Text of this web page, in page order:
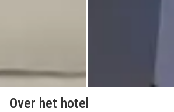
Over het hotel